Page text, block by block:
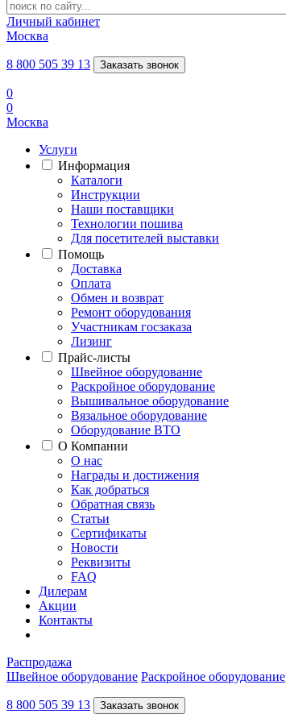
Личный кабинет
Москва
8 800 505 39 13 Заказать звонок
0
0
Москва
Услуги
Информация
Каталоги
Инструкции
Наши поставщики
Технологии пошива
Для посетителей выставки
Помощь
Доставка
Оплата
Обмен и возврат
Ремонт оборудования
Участникам госзаказа
Лизинг
Прайс-листы
Швейное оборудование
Раскройное оборудование
Вышивальное оборудование
Вязальное оборудование
Оборудование ВТО
О Компании
О нас
Награды и достижения
Как добраться
Обратная связь
Статьи
Сертификаты
Новости
Реквизиты
FAQ
Дилерам
Акции
Контакты
Распродажа
Швейное оборудование Раскройное оборудование
8 800 505 39 13 Заказать звонок